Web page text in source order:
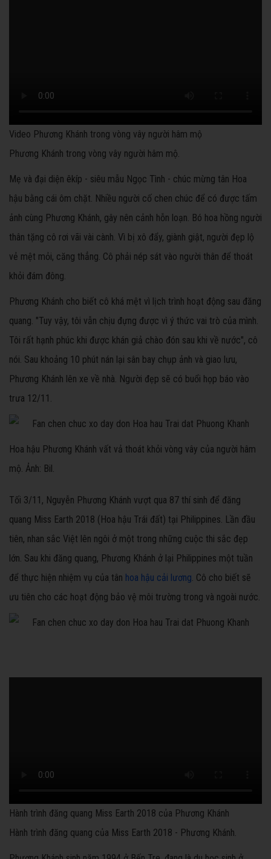
Video Phương Khánh trong vòng vây người hâm mộ
Phương Khánh trong vòng vây người hâm mộ.
Mẹ và đại diện êkíp - siêu mẫu Ngọc Tình - chúc mừng tân Hoa
hậu bằng cái ôm chặt. Nhiều người cố chen chúc để có được tấm
ảnh cùng Phương Khánh, gây nên cảnh hỗn loạn. Bó hoa hồng người
thân tặng cô rơi vãi vài cành. Vì bị xô đẩy, giành giật, người đẹp lộ
vẻ mệt mỏi, căng thẳng. Cô phải nép sát vào người thân để thoát
khỏi đám đông.
Phương Khánh cho biết cô khá mệt vì lịch trình hoạt động sau đăng
quang. "Tuy vậy, tôi vẫn chịu đựng được vì ý thức vai trò của mình.
Tôi rất hạnh phúc khi được khán giả chào đón sau khi về nước", cô
nói. Sau khoảng 10 phút nán lại sân bay chụp ảnh và giao lưu,
Phương Khánh lên xe về nhà. Người đẹp sẽ có buổi họp báo vào
trưa 12/11.
Hoa hậu Phương Khánh vất vả thoát khỏi vòng vây của người hâm
mộ. Ảnh: Bil.
Tối 3/11, Nguyễn Phương Khánh vượt qua 87 thí sinh để đăng
quang Miss Earth 2018 (Hoa hậu Trái đất) tại Philippines. Lần đầu
tiên, nhan sắc Việt lên ngôi ở một trong những cuộc thi sắc đẹp
lớn. Sau khi đăng quang, Phương Khánh ở lại Philippines một tuần
để thực hiện nhiệm vụ của tân hoa hậu cải lương. Cô cho biết sẽ
ưu tiên cho các hoạt động bảo vệ môi trường trong và ngoài nước.
Hành trình đăng quang Miss Earth 2018 của Phương Khánh
Hành trình đăng quang của Miss Earth 2018 - Phương Khánh.